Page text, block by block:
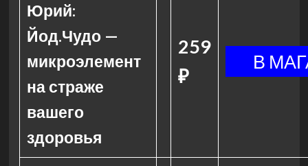
Юрий:
Йод.Чудо —
микроэлемент
на страже
вашего
здоровья
259
₽